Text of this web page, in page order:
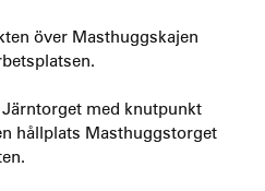
över Masthuggskajen
med knutpunkt
hållplats Masthuggstorget